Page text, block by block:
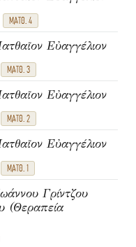
ΜΑΤΘ. 4
Εὐαγγέλιον
ΜΑΤΘ. 3
Εὐαγγέλιον
ΜΑΤΘ. 2
Εὐαγγέλιον
ΜΑΤΘ. 1
Γρίντζου
(Θεραπεία